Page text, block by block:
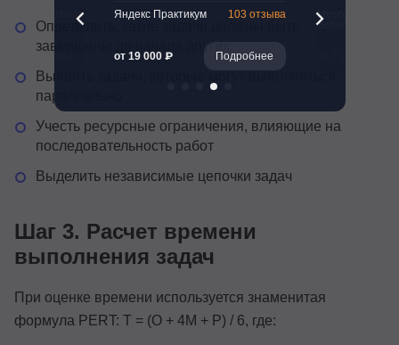
Определить, какие задачи должны быть
завершены до начала других
Выявить задачи, которые могут выполняться
параллельно
Учесть ресурсные ограничения, влияющие на
последовательность работ
Выделить независимые цепочки задач
Шаг 3. Расчет времени
выполнения задач
При оценке времени используется знаменитая
формула PERT: T = (O + 4M + P) / 6, где:
261 отзыв Яндекс Практикум 103 отзыва
от 19 000 ₽ Подробнее
Moscow
School